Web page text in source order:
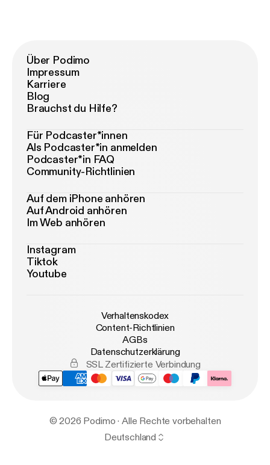
Über Podimo
Impressum
Karriere
Blog
Brauchst du Hilfe?
Für Podcaster*innen
Als Podcaster*in anmelden
Podcaster*in FAQ
Community-Richtlinien
Auf dem iPhone anhören
Auf Android anhören
Im Web anhören
Instagram
Tiktok
Youtube
Verhaltenskodex
Content-Richtlinien
AGBs
Datenschutzerklärung
SSL Zertifizierte Verbindung
© 2026 Podimo · Alle Rechte vorbehalten
Deutschland